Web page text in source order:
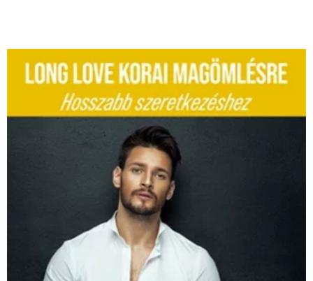
price
was:
44990 Ft.
price
is:
40000 Ft.